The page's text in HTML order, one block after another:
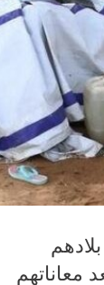
معاناتهم